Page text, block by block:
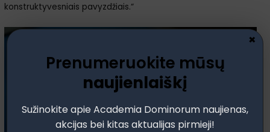
konstruktyvesniais pavyzdžiais.“
Prenumeruokite mūsų
naujienlaiškį
Sužinokite apie Academia Dominorum naujienas,
akcijas bei kitas aktualijas pirmieji!
×